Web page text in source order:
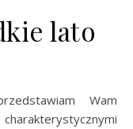
lato